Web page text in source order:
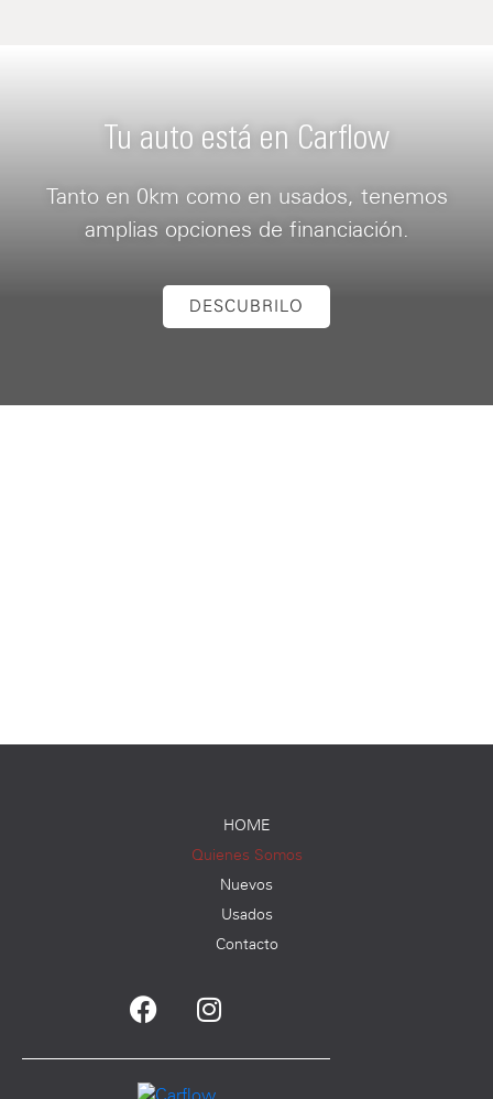
Tu auto está en Carflow
Tanto en 0km como en usados, tenemos
amplias opciones de financiación.
DESCUBRILO
HOME
Quienes Somos
Nuevos
Usados
Contacto